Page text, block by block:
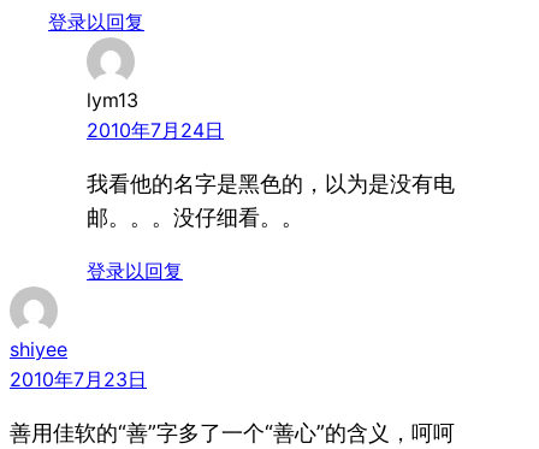
登录以回复
lym13
2010年7月24日
我看他的名字是黑色的，以为是没有电
邮。。。没仔细看。。
登录以回复
shiyee
2010年7月23日
善用佳软的“善”字多了一个“善心”的含义，呵呵